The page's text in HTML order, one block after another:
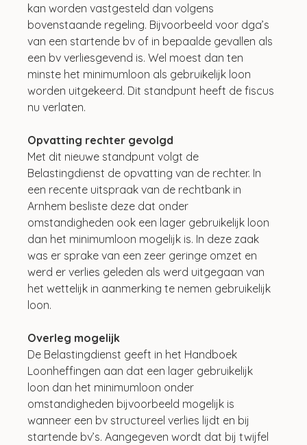
kan worden vastgesteld dan volgens
bovenstaande regeling. Bijvoorbeeld voor dga’s
van een startende bv of in bepaalde gevallen als
een bv verliesgevend is. Wel moest dan ten
minste het minimumloon als gebruikelijk loon
worden uitgekeerd. Dit standpunt heeft de fiscus
nu verlaten.
Opvatting rechter gevolgd
Met dit nieuwe standpunt volgt de
Belastingdienst de opvatting van de rechter. In
een recente uitspraak van de rechtbank in
Arnhem besliste deze dat onder
omstandigheden ook een lager gebruikelijk loon
dan het minimumloon mogelijk is. In deze zaak
was er sprake van een zeer geringe omzet en
werd er verlies geleden als werd uitgegaan van
het wettelijk in aanmerking te nemen gebruikelijk
loon.
Overleg mogelijk
De Belastingdienst geeft in het Handboek
Loonheffingen aan dat een lager gebruikelijk
loon dan het minimumloon onder
omstandigheden bijvoorbeeld mogelijk is
wanneer een bv structureel verlies lijdt en bij
startende bv’s. Aangegeven wordt dat bij twijfel